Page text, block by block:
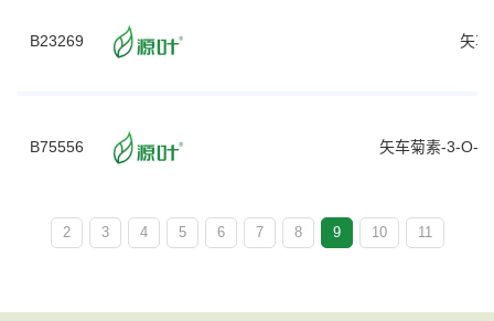
B23269 矢
B75556 矢车菊素-3-O-
2 3 4 5 6 7 8 9 10 11